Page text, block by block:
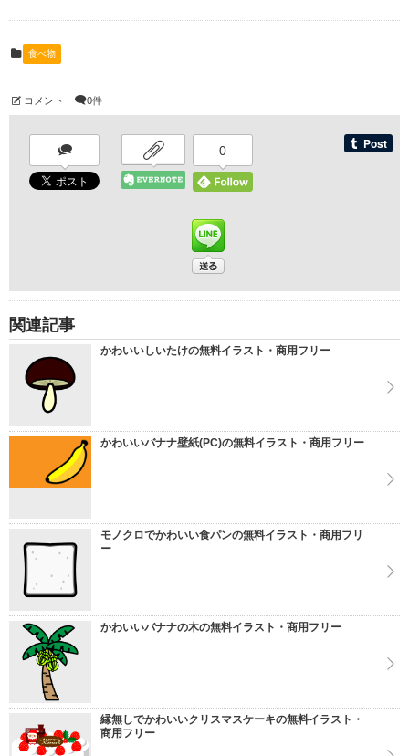
食べ物
コメント 0件
0
関連記事
かわいいしいたけの無料イラスト・商用フリー
かわいいバナナ壁紙(PC)の無料イラスト・商用フリー
モノクロでかわいい食パンの無料イラスト・商用フリ
ー
かわいいバナナの木の無料イラスト・商用フリー
縁無しでかわいいクリスマスケーキの無料イラスト・
商用フリー